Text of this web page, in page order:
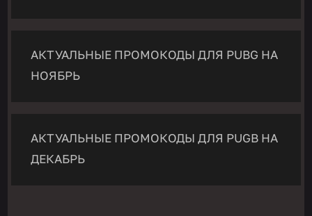
АКТУАЛЬНЫЕ ПРОМОКОДЫ ДЛЯ PUBG НА
НОЯБРЬ
АКТУАЛЬНЫЕ ПРОМОКОДЫ ДЛЯ PUGB НА
ДЕКАБРЬ